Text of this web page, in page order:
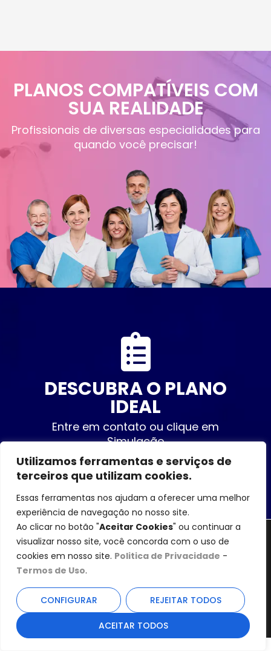
Utilizamos ferramentas e serviços de
terceiros que utilizam cookies.
Essas ferramentas nos ajudam a oferecer uma melhor
experiência de navegação no nosso site.
Ao clicar no botão "Aceitar Cookies" ou continuar a
visualizar nosso site, você concorda com o uso de
cookies em nosso site. Politica de Privacidade -
Termos de Uso.
CONFIGURAR REJEITAR TODOS
ACEITAR TODOS
PLANOS COMPATÍVEIS COM
SUA REALIDADE
Profissionais de diversas especialidades para
quando você precisar!
DESCUBRA O PLANO
IDEAL
Entre em contato ou clique em
Simulação
SIMULAÇÃO
1984/2022 - JS Teixeira Consultoria Vendas de
Planos de Saúde desde 1984 - Rio de Janeiro -
RJ
(21) 98715-4300
Todos os Direitos Reservados. | Desenvolvido
por Simulador On-Line​
Desenvolvimento WhatsApp Chat